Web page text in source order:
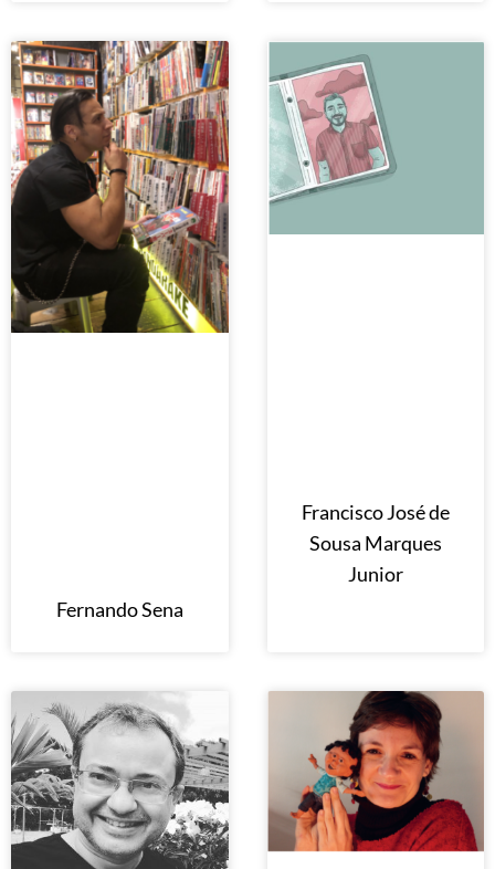
Fernando Sena
Francisco José de
Sousa Marques
Junior